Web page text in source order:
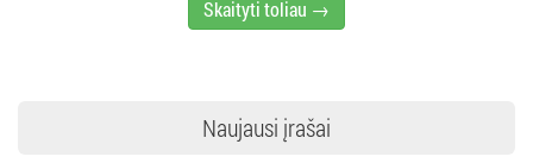
Skaityti toliau →
Naujausi įrašai